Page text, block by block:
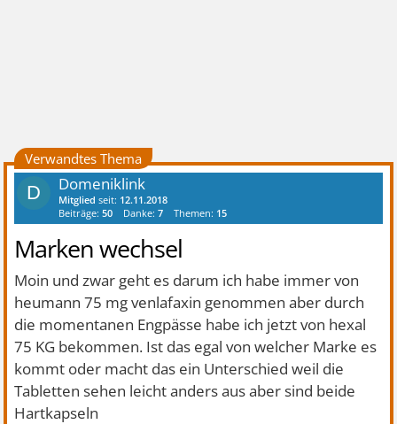
Verwandtes Thema
D Domeniklink
Mitglied seit: 12.11.2018
Beiträge:50 Danke:7 Themen: 15
Marken wechsel
Moin und zwar geht es darum ich habe immer von
heumann 75 mg venlafaxin genommen aber durch
die momentanen Engpässe habe ich jetzt von hexal
75 KG bekommen. Ist das egal von welcher Marke es
kommt oder macht das ein Unterschied weil die
Tabletten sehen leicht anders aus aber sind beide
Hartkapseln